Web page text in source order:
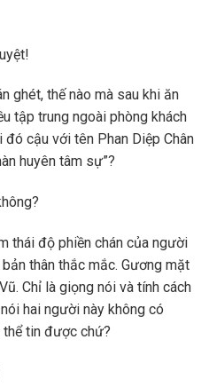
ghét, thế nào mà sau khi ăn
tập trung ngoài phòng khách
đó cậu với tên Phan Diệp Chân
huyên tâm sự”?
thái độ phiền chán của người
thân thắc mắc. Gương mặt
Chỉ là giọng nói và tính cách
hai người này không có
thể tin được chứ?